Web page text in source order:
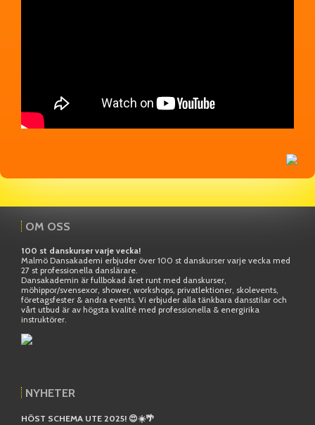
OM OSS
100 st danskurser varje vecka!
Malmö Dansakademi erbjuder över 100 st danskurser varje vecka med
27 st professionella danslärare.
Dansakademin är fullbokad året runt med danskurser,
möhippor/svensexor, shower, workshops, privatlektioner, skolevents,
företagsfester & andra events. Vi erbjuder alla tänkbara dansstilar och
vårt utbud är av högsta kvalité med professionella & energirika
instruktörer.
NYHETER
HÖST SCHEMA UTE 2025! 😍☀️🌴